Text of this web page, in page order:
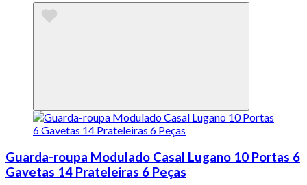
Guarda-roupa Modulado Casal Lugano 10 Portas 6
Gavetas 14 Prateleiras 6 Peças